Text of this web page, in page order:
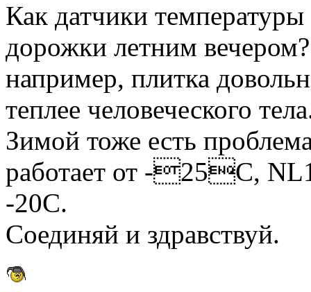
Как датчики
дорожки летним
например, плитка
теплее человеческого
Зимой тоже есть
работает от -25C,
-20С.
Соединяй и здравствуй.